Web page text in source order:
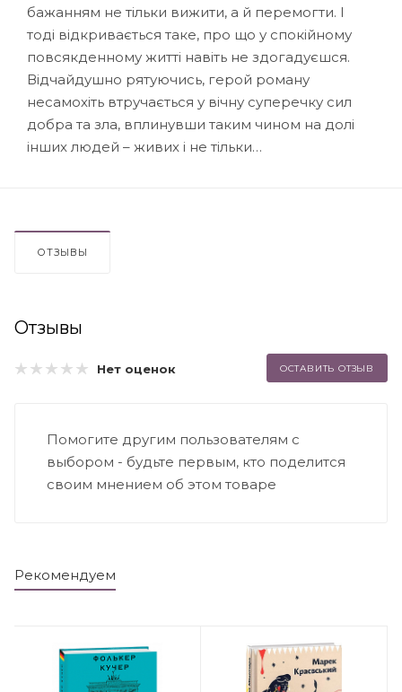
бажанням не тільки вижити, а й перемогти. І
тоді відкривається таке, про що у спокійному
повсякденному житті навіть не здогадуєшся.
Відчайдушно рятуючись, герой роману
несамохіть втручається у вічну суперечку сил
добра та зла, вплинувши таким чином на долі
інших людей – живих і не тільки…
ОТЗЫВЫ
Отзывы
Нет оценок ОСТАВИТЬ ОТЗЫВ
Помогите другим пользователям с
выбором - будьте первым, кто поделится
своим мнением об этом товаре
Рекомендуем